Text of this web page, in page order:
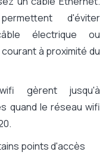
d'éviter
électrique ou
à proximité du
gèrent jusqu'à
quand le réseau wifi
points d'accès